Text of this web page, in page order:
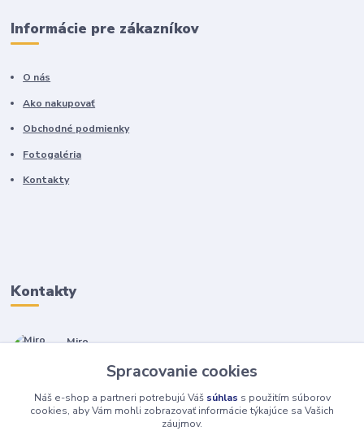
Informácie pre zákazníkov
O nás
Ako nakupovať
Obchodné podmienky
Fotogaléria
Kontakty
Kontakty
Miro
(Po-Pia, 7-17 hod.)
isopneumatiky@isopneumatiky.sk
Spracovanie cookies
Náš e-shop a partneri potrebujú Váš súhlas s použitím súborov
cookies, aby Vám mohli zobrazovať informácie týkajúce sa Vašich
záujmov.